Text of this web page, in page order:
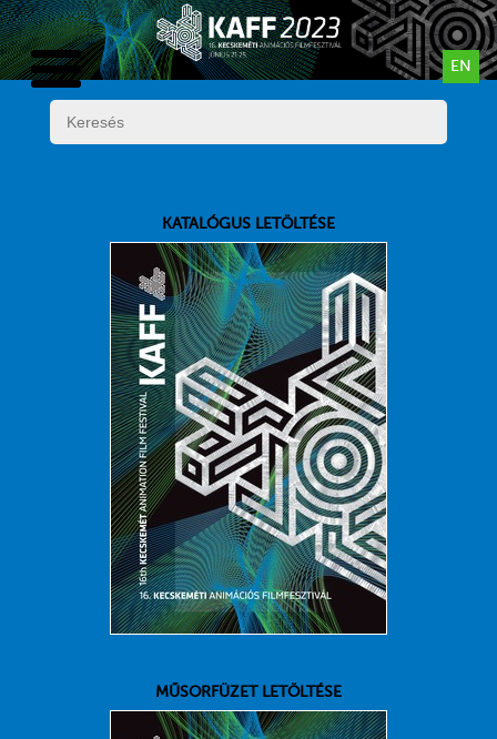
EN
KATALÓGUS LETÖLTÉSE
MŰSORFÜZET LETÖLTÉSE